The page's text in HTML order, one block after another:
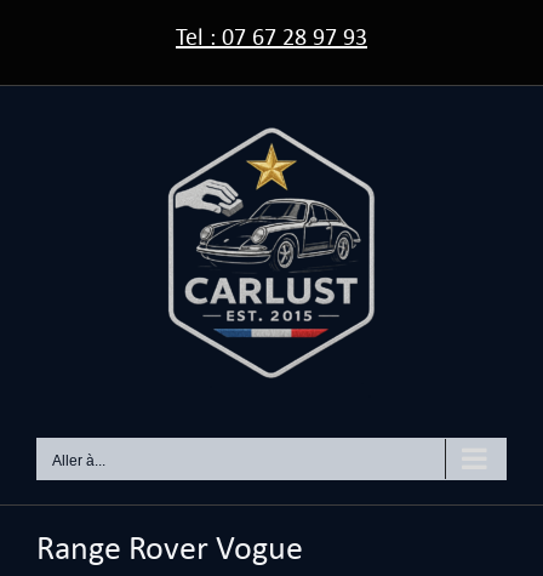
contenu
Tel : 07 67 28 97 93
Aller à...
Range Rover Vogue